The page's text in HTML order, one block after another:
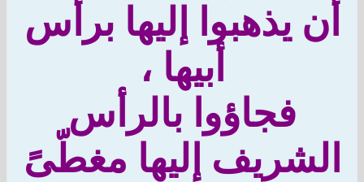
يذهبوا إليها برأس
أبيها ،
فجاؤوا بالرأس
إليها مغطّىً